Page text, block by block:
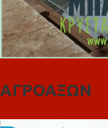
ΑΓΡΟΑΞΩΝ